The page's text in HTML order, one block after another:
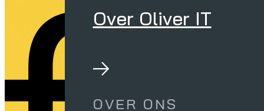
Over Oliver IT
OVER ONS